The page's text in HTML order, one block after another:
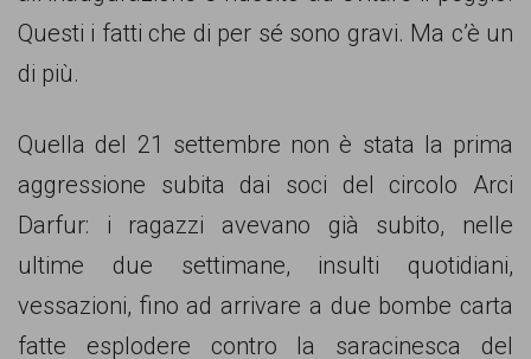
persone,
associazioni
movimenti
battono
Questi i fatti che di per sé sono gravi. Ma c’è un
di più.
Quella del 21 settembre non è stata la prima
aggressione subita dai soci del circolo Arci
Darfur: i ragazzi avevano già subito, nelle
ultime due settimane, insulti quotidiani,
vessazioni, fino ad arrivare a due bombe carta
fatte esplodere contro la saracinesca del